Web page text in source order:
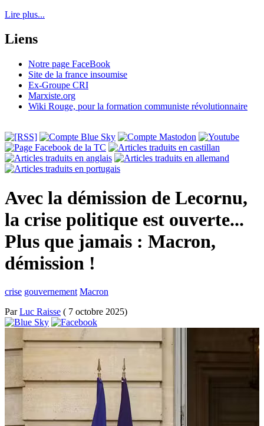
Lire plus...
Liens
Notre page FaceBook
Site de la france insoumise
Ex-Groupe CRI
Marxiste.org
Wiki Rouge, pour la formation communiste révolutionnaire
Avec la démission de Lecornu,
la crise politique est ouverte...
Plus que jamais : Macron,
démission !
crise gouvernement Macron
ParLuc Raisse ( 7 octobre 2025)